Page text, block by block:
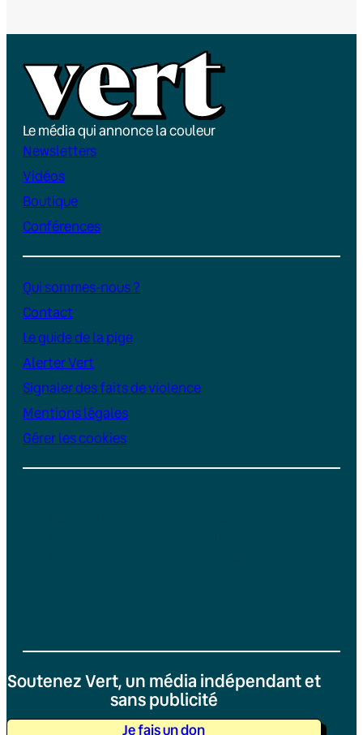
Le média qui annonce la couleur
Newsletters
Vidéos
Boutique
Conférences
Qui sommes-nous ?
Contact
Le guide de la pige
Alerter Vert
Signaler des faits de violence
Mentions légales
Gérer les cookies
Soutenez Vert, un média indépendant et
sans publicité
Je fais un don